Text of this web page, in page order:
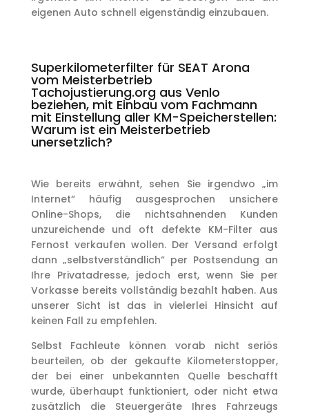
eigenen Auto schnell eigenständig einzubauen.
Superkilometerfilter für SEAT Arona
vom Meisterbetrieb
Tachojustierung.org aus Venlo
beziehen, mit Einbau vom Fachmann
mit Einstellung aller KM-Speicherstellen:
Warum ist ein Meisterbetrieb
unersetzlich?
Wie bereits erwähnt, sehen Sie irgendwo „im
Internet“ häufig ausgesprochen unsichere
Online-Shops, die nichtsahnenden Kunden
unzureichende und oft defekte KM-Filter aus
Fernost verkaufen wollen. Der Versand erfolgt
dann „selbstverständlich“ per Postsendung an
Ihre Privatadresse, jedoch erst, wenn Sie per
Vorkasse bereits vollständig bezahlt haben. Aus
unserer Sicht ist das in vielerlei Hinsicht auf
keinen Fall zu empfehlen.
Selbst Fachleute können vorab nicht seriös
beurteilen, ob der gekaufte Kilometerstopper,
der bei einer unbekannten Quelle beschafft
wurde, überhaupt funktioniert, oder nicht etwa
zusätzlich die Steuergeräte Ihres Fahrzeugs